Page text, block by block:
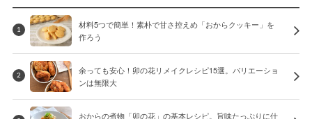
1
材料5つで簡単！素朴で甘さ控えめ「おからクッキー」を
作ろう
2
余っても安心！卯の花リメイクレシピ15選。バリエーショ
ンは無限大
おからの煮物「卯の花」の基本レシピ。旨味たっぷりに仕